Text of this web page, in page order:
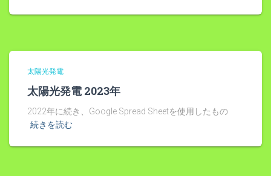
太陽光発電
太陽光発電 2023年
2022年に続き、Google Spread Sheetを使用したもの
続きを読む